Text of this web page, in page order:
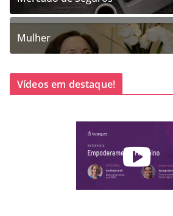
Mulher
Vídeos em destaque!